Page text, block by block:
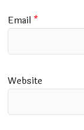
Email *
Website